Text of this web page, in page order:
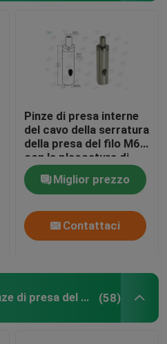
Pinze di presa interne
del cavo della serratura
della presa del filo M6
con la placcatura di
colore di Chrome del
nichelMiglior prezzo
Contattaci
Auto che afferra le pinze di presa del cavo (58)